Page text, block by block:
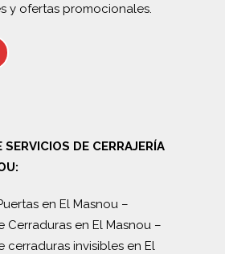
y ofertas promocionales.
SERVICIOS DE CERRAJERÍA
en El Masnou –
Cerraduras en El Masnou –
cerraduras invisibles en El